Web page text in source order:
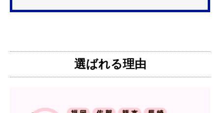
は需要が少なく製品によっては割高になるとのこ
ろ、希望した製品が量販店よりかなり安い価格で
あったので購入いたしました。
選ばれる理由